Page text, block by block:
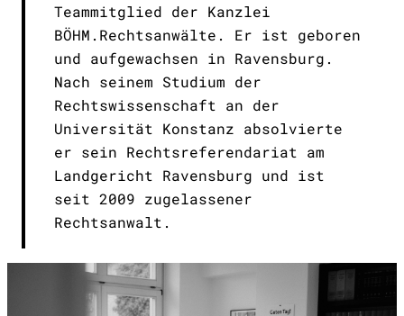
Teammitglied der Kanzlei
BÖHM.Rechtsanwälte. Er ist geboren
und aufgewachsen in Ravensburg.
Nach seinem Studium der
Rechtswissenschaft an der
Universität Konstanz absolvierte
er sein Rechtsreferendariat am
Landgericht Ravensburg und ist
seit 2009 zugelassener
Rechtsanwalt.